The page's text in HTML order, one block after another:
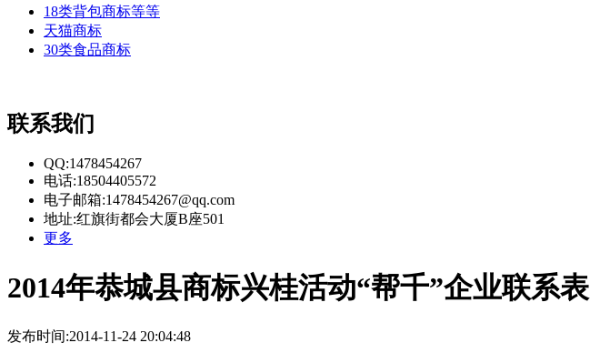
18类背包商标等等
天猫商标
30类食品商标
联系我们
QQ:1478454267
电话:18504405572
电子邮箱:1478454267@qq.com
地址:红旗街都会大厦B座501
更多
2014年恭城县商标兴桂活动“帮千”企业联系表
发布时间:2014-11-24 20:04:48